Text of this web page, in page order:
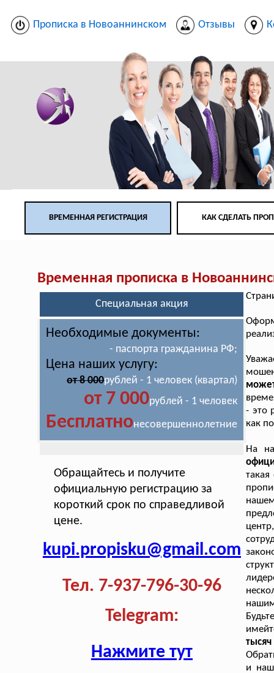
Прописка в Новоаннинском Отзывы
ВРЕМЕННАЯ РЕГИСТРАЦИЯ КАК СДЕЛАТЬ
Временная прописка в
Специальная акция
Необходимые документы:
- паспорта гражданина РФ;
Цена наших услугу:
от 8 000рублей - 1 человек (квартал)
от 7 000рублей - 1 человек
Бесплатнонесовершеннолетние
Обращайтесь и получите
официальную регистрацию за
короткий срок по справедливой
цене.
kupi.propisku@gmail.com
Тел. 7-937-796-30-96
Telegram:
Нажмите тут
- это
как
На
и